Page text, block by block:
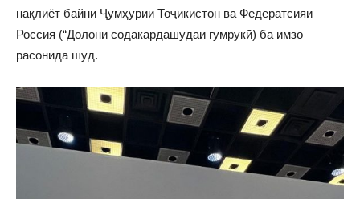
нақлиёт байни Ҷумҳурии Тоҷикистон ва Федератсияи
Россия (“Долони содакардашудаи гумрукӣ) ба имзо
расонида шуд.